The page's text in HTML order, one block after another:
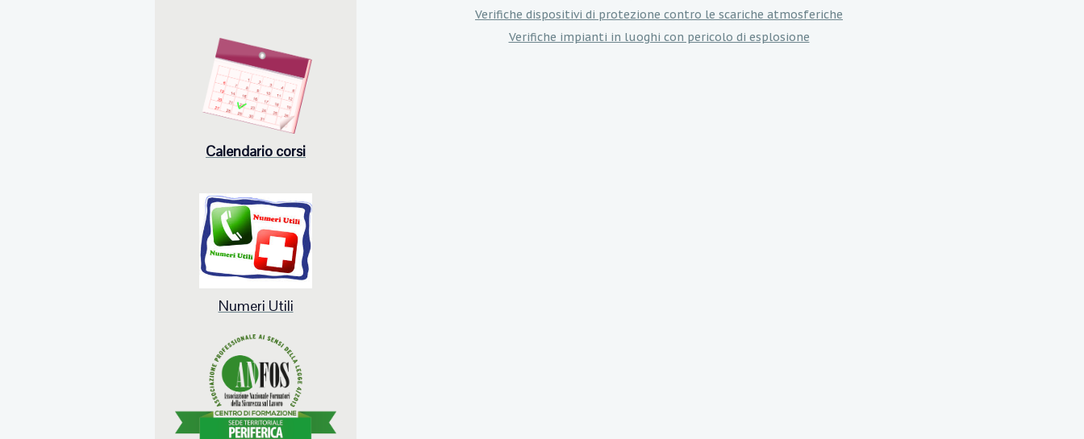
Calendario corsi
Numeri Utili
Verifiche dispositivi di protezione contro le scariche atmosferiche
Verifiche impianti in luoghi con pericolo di esplosione